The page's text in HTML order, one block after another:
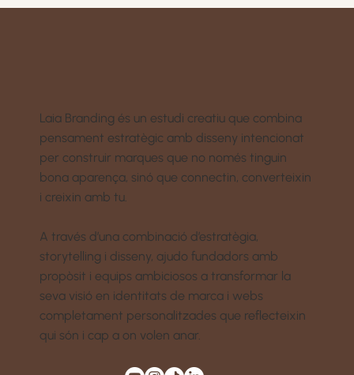
Laia Branding és un estudi creatiu que combina
pensament estratègic amb disseny intencionat
per construir marques que no només tinguin
bona aparença, sinó que connectin, converteixin
i creixin amb tu.
A través d’una combinació d’estratègia,
storytelling i disseny, ajudo fundadors amb
propòsit i equips ambiciosos a transformar la
seva visió en identitats de marca i webs
completament personalitzades que reflecteixin
qui són i cap a on volen anar.